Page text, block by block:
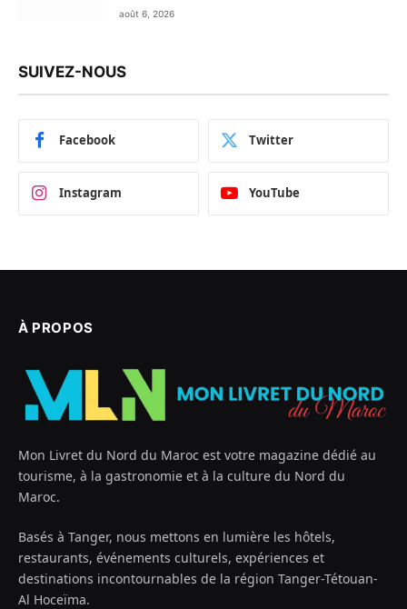
août 6, 2026
SUIVEZ-NOUS
Facebook Twitter
Instagram YouTube
À PROPOS
Mon Livret du Nord du Maroc est votre magazine dédié au
tourisme, à la gastronomie et à la culture du Nord du
Maroc.
Basés à Tanger, nous mettons en lumière les hôtels,
restaurants, événements culturels, expériences et
destinations incontournables de la région Tanger-Tétouan-
Al Hoceïma.